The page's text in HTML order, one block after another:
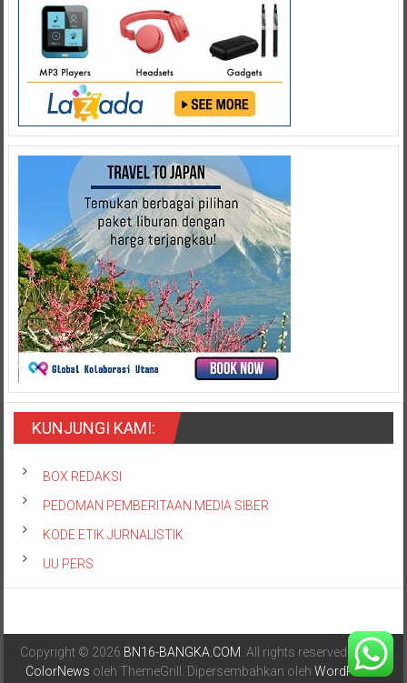
KUNJUNGI KAMI:
BOX REDAKSI
PEDOMAN PEMBERITAAN MEDIA SIBER
KODE ETIK JURNALISTIK
UU PERS
Copyright © 2026 BN16-BANGKA.COM . All rights reserved. Tema:
ColorNews oleh ThemeGrill. Dipersembahkan oleh WordPress.